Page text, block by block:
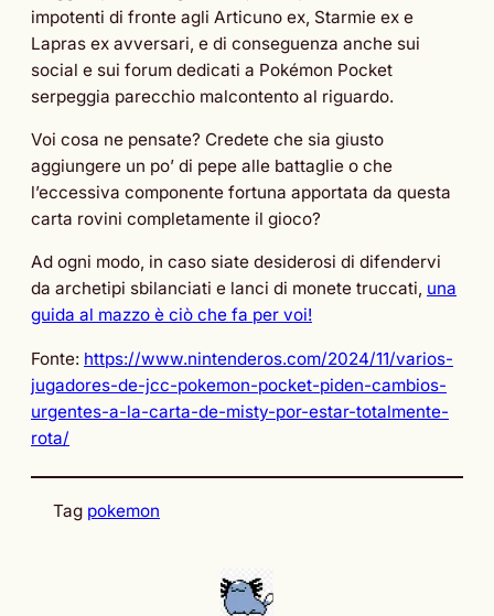
impotenti di fronte agli Articuno ex, Starmie ex e
Lapras ex avversari, e di conseguenza anche sui
social e sui forum dedicati a Pokémon Pocket
serpeggia parecchio malcontento al riguardo.
Voi cosa ne pensate? Credete che sia giusto
aggiungere un po’ di pepe alle battaglie o che
l’eccessiva componente fortuna apportata da questa
carta rovini completamente il gioco?
Ad ogni modo, in caso siate desiderosi di difendervi
da archetipi sbilanciati e lanci di monete truccati, una
guida al mazzo è ciò che fa per voi!
Fonte: https://www.nintenderos.com/2024/11/varios-
jugadores-de-jcc-pokemon-pocket-piden-cambios-
urgentes-a-la-carta-de-misty-por-estar-totalmente-
rota/
Tag pokemon